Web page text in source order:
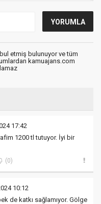
etmiş bulunuyor ve tüm
kamuajans.com
17:42
1200 tl tutuyor. İyi bir
(0)
10:12
de katkı sağlamıyor. Gölge